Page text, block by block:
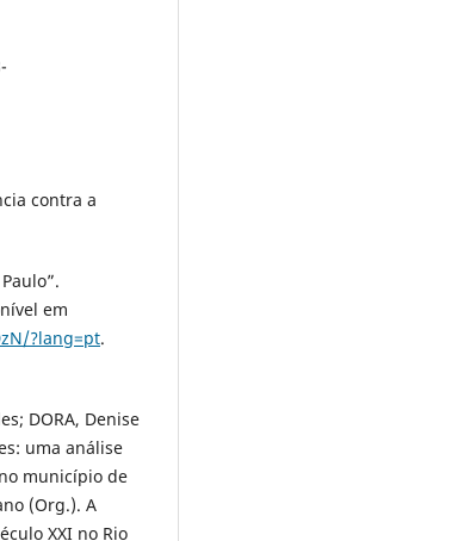
contra a
em
?lang=pt.
DORA, Denise
uma análise
município de
(Org.). A
XXI no Rio